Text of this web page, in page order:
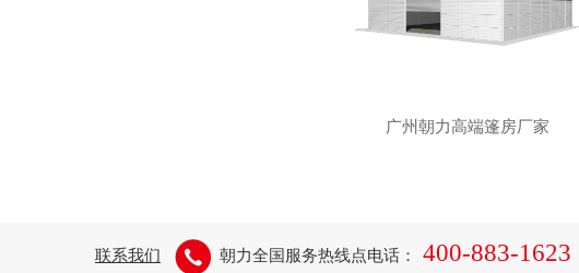
广州朝力高端篷房厂家
联系我们 朝力全国服务热线点电话： 400-883-1623